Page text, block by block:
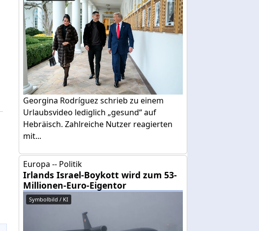
Georgina Rodríguez schrieb zu einem
Urlaubsvideo lediglich „gesund“ auf
Hebräisch. Zahlreiche Nutzer reagierten
mit...
Europa -- Politik
Irlands Israel-Boykott wird zum 53-
Millionen-Euro-Eigentor
Symbolbild / KI